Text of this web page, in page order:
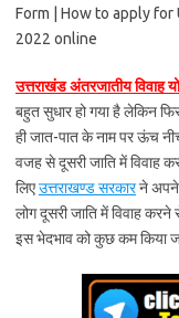
Form | How to apply
2022 online
उत्तराखंड अंतरजातीय विवाह
बहुत सुधार हो गया है लेकिन
ही जात-पात के नाम पर ऊंच
वजह से दूसरी जाति में विवाह
लिएउत्तराखण्ड सरकारने अपने
लोग दूसरी जाति में विवाह
इस भेदभाव को कुछ कम किया